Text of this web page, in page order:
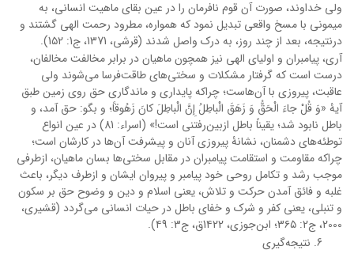
ولی خداوند، صورت آن قوم نافرمان را در عین بقای ماهیت انسانی، به
میمونی با مسخ واقعی تبدیل نمود که همواره، مطرود رحمت الهی گشتند و
درنتیجه، بعد از چند روز، به درک واصل شدند (قرشی، 1371، ج1: 1۵2).
آری، پیامبران و اولیای الهی نیز همچون ماهیان در برابر مخالفت مخالفان،
درست است که گرفتار مشکلات و سختی‌های طاقت‌فرسا می‌شوند ولی
عاقبت، پیروزی با آن‌هاست؛ چراکه پایداری و ماندگاری حق روی زمین طبق
آیۀ «وَ قُلْ جاءَ الْحَقُّ وَ زَهَقَ الْباطِلُ إِنَّ الْباطِلَ کانَ زَهُوقاً؛ و بگو: حق آمد، و
باطل نابود شد؛ یقیناً باطل ازبین‌رفتنی است!» (اسراء: 81) در عین انواع
توطئه‌های دشمنان، نشانۀ پیروزی آنان و پیشرفت آن‌ها در کارشان است؛
چراکه مقاومت و استقامت پیامبران در مقابل سختی‌ها بسان ماهیان، ازطرفی
موجب رشد و تکامل روحی خود پیامبر و پیروان ایشان و ازطرف دیگر، باعث
غلبه و فائق آمدن حرکت و تلاش، یعنی اسلام و دین و وضوح حق بر سکون
و تنبلی، یعنی کفر و شرک و خفای باطل در حیات انسانی می‌گردد (قشیری،
2000، ج2: 3۶۵؛ ابن‌جوزی، 1۴22ق، ج3: ۴9).
نتیجه‌گیری